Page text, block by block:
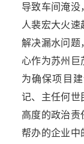
导致车间淹
人裴宏大火速
解决漏水问题
心作为苏州巨
为确保项目
记、主任何世
高度的政治
帮办的企业中